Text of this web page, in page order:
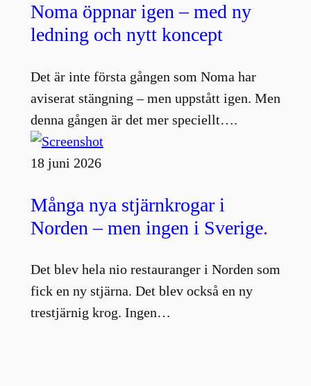
Noma öppnar igen – med ny
ledning och nytt koncept
Det är inte första gången som Noma har
aviserat stängning – men uppstått igen. Men
denna gången är det mer speciellt….
18 juni 2026
Många nya stjärnkrogar i
Norden – men ingen i Sverige.
Det blev hela nio restauranger i Norden som
fick en ny stjärna. Det blev också en ny
trestjärnig krog. Ingen…